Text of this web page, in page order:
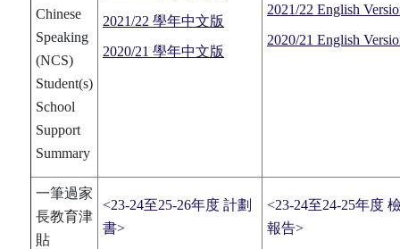
Chinese
Speaking
(NCS)
Student(s)
School
Support
Summary
2021/22 學年中文版
2020/21 學年中文版
2021/22 English
2020/21 English
一筆過家
長教育津
貼
<23-24至25-26年度 計劃
書>
<23-24至24-25年度
報告>